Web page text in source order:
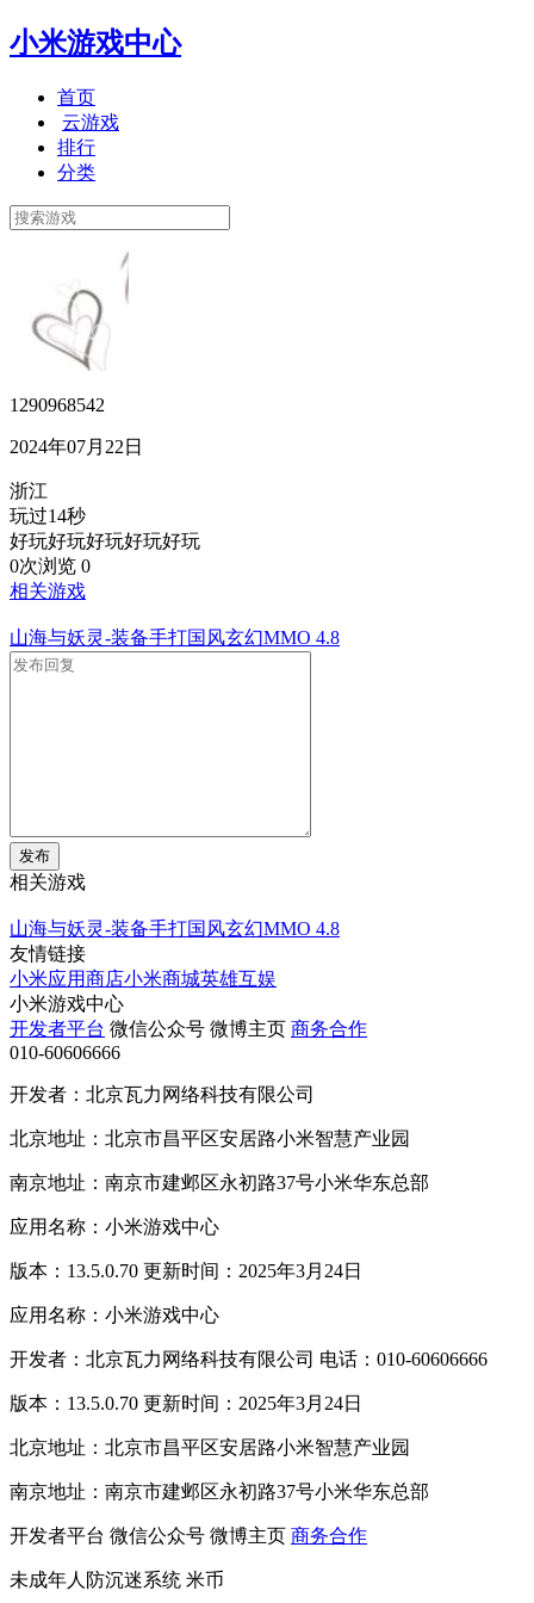
小米游戏中心
首页
云游戏
排行
分类
1290968542
2024年07月22日
浙江
玩过14秒
好玩好玩好玩好玩好玩
0次浏览 0
相关游戏
山海与妖灵-装备手打国风玄幻MMO 4.8
发布
相关游戏
山海与妖灵-装备手打国风玄幻MMO 4.8
友情链接
小米应用商店小米商城英雄互娱
小米游戏中心
开发者平台 微信公众号 微博主页 商务合作
010-60606666
开发者：北京瓦力网络科技有限公司
北京地址：北京市昌平区安居路小米智慧产业园
南京地址：南京市建邺区永初路37号小米华东总部
应用名称：小米游戏中心
版本：13.5.0.70 更新时间：2025年3月24日
应用名称：小米游戏中心
开发者：北京瓦力网络科技有限公司 电话：010-60606666
版本：13.5.0.70 更新时间：2025年3月24日
北京地址：北京市昌平区安居路小米智慧产业园
南京地址：南京市建邺区永初路37号小米华东总部
开发者平台 微信公众号 微博主页 商务合作
未成年人防沉迷系统 米币